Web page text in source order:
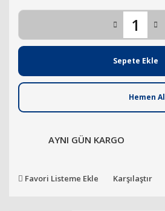
Sepete Ekle
Hemen Al
AYNI GÜN KARGO
Favori Listeme Ekle Karşılaştır